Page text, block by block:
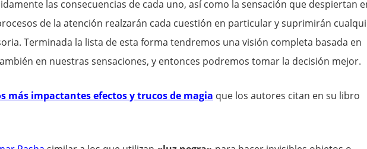
las consecuencias de cada uno, así como la sensación que despiertan
de la atención realzarán cada cuestión en particular y suprimirán
Terminada la lista de esta forma tendremos una visión completa basada en
en nuestras sensaciones, y entonces podremos tomar la decisión mejor.
más impactantes efectos y trucos de magia que los autores citan en su libro